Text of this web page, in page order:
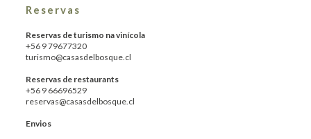
Reservas
Reservas de turismo na vinícola
+56 9 79677320
turismo@casasdelbosque.cl
Reservas de restaurants
+56 9 66696529
reservas@casasdelbosque.cl
Envios